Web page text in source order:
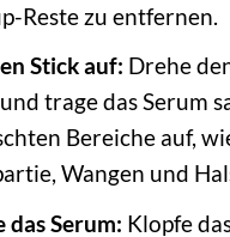
Reste zu entfernen.
Stick auf: Drehe
trage das Serum
Bereiche auf,
Wangen und
das Serum: Klopfe